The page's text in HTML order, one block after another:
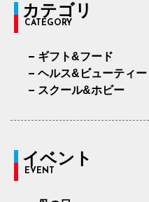
カテゴリ
CATEGORY
ギフト&フード
ヘルス&ビューティー
スクール&ホビー
イベント
EVENT